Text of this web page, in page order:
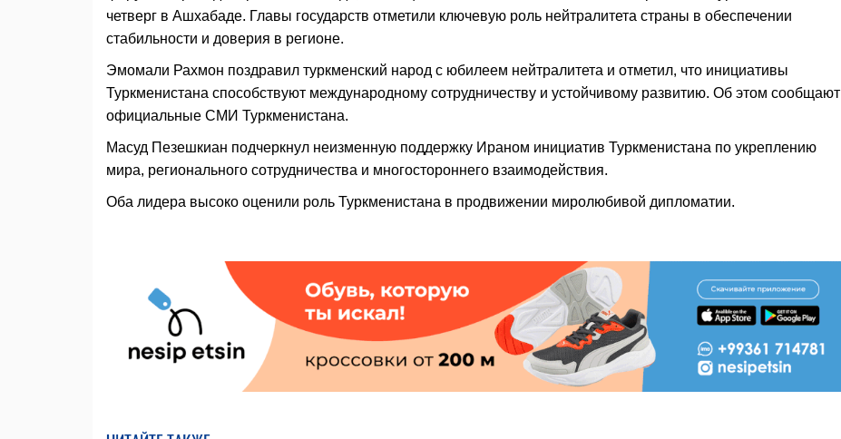
четверг в Ашхабаде. Главы государств отметили ключевую роль нейтралитета страны в обеспечении
стабильности и доверия в регионе.
Эмомали Рахмон поздравил туркменский народ с юбилеем нейтралитета и отметил, что инициативы
Туркменистана способствуют международному сотрудничеству и устойчивому развитию. Об этом сообщают
официальные СМИ Туркменистана.
Масуд Пезешкиан подчеркнул неизменную поддержку Ираном инициатив Туркменистана по укреплению
мира, регионального сотрудничества и многостороннего взаимодействия.
Оба лидера высоко оценили роль Туркменистана в продвижении миролюбивой дипломатии.